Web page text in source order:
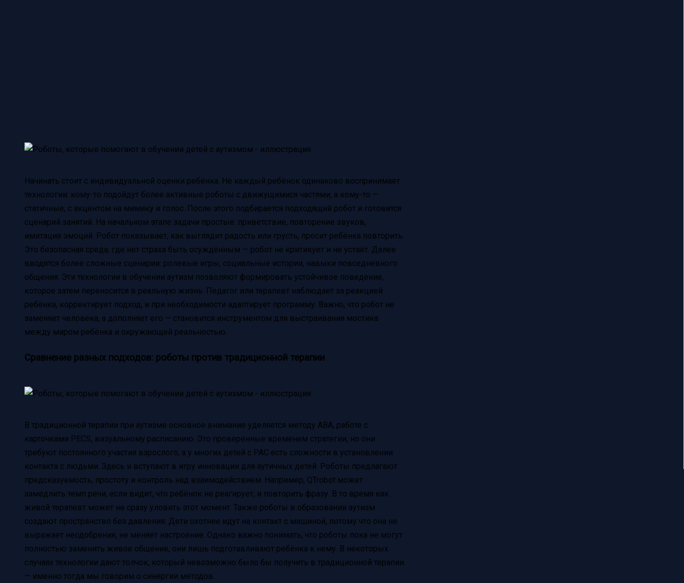
Начинать стоит с индивидуальной оценки ребёнка. Не каждый ребёнок одинаково воспринимает
технологии: кому-то подойдут более активные роботы с движущимися частями, а кому-то —
статичные, с акцентом на мимику и голос. После этого подбирается подходящий робот и готовится
сценарий занятий. На начальном этапе задачи простые: приветствие, повторение звуков,
имитация эмоций. Робот показывает, как выглядит радость или грусть, просит ребёнка повторить.
Это безопасная среда, где нет страха быть осуждённым — робот не критикует и не устаёт. Далее
вводятся более сложные сценарии: ролевые игры, социальные истории, навыки повседневного
общения. Эти технологии в обучении аутизм позволяют формировать устойчивое поведение,
которое затем переносится в реальную жизнь. Педагог или терапевт наблюдает за реакцией
ребёнка, корректирует подход, и при необходимости адаптирует программу. Важно, что робот не
заменяет человека, а дополняет его — становится инструментом для выстраивания мостика
между миром ребёнка и окружающей реальностью.
Сравнение разных подходов: роботы против традиционной терапии
В традиционной терапии при аутизме основное внимание уделяется методу ABA, работе с
карточками PECS, визуальному расписанию. Это проверенные временем стратегии, но они
требуют постоянного участия взрослого, а у многих детей с РАС есть сложности в установлении
контакта с людьми. Здесь и вступают в игру инновации для аутичных детей. Роботы предлагают
предсказуемость, простоту и контроль над взаимодействием. Например, QTrobot может
замедлить темп речи, если видит, что ребёнок не реагирует, и повторить фразу. В то время как
живой терапевт может не сразу уловить этот момент. Также роботы в образовании аутизм
создают пространство без давления. Дети охотнее идут на контакт с машиной, потому что она не
выражает неодобрения, не меняет настроение. Однако важно понимать, что роботы пока не могут
полностью заменить живое общение, они лишь подготавливают ребёнка к нему. В некоторых
случаях технологии дают толчок, который невозможно было бы получить в традиционной терапии
— именно тогда мы говорим о синергии методов.